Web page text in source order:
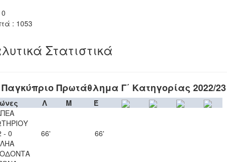
: 1053
Στατιστικά
Παγκύπριο Πρωτάθλημα Γ΄ Κατηγορίας 2022/23
Λ Μ
Έ
- 0
66' 66'